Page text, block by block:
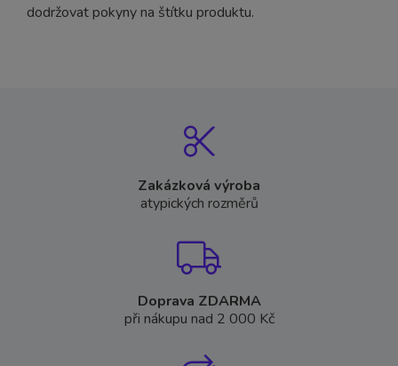
dodržovat pokyny na štítku produktu.
Zakázková výroba
atypických rozměrů
Doprava ZDARMA
při nákupu nad 2 000 Kč